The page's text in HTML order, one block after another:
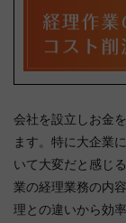
会社を設立しお金
ます。特に大企業
いて大変だと感じ
業の経理業務の内
理との違いから効